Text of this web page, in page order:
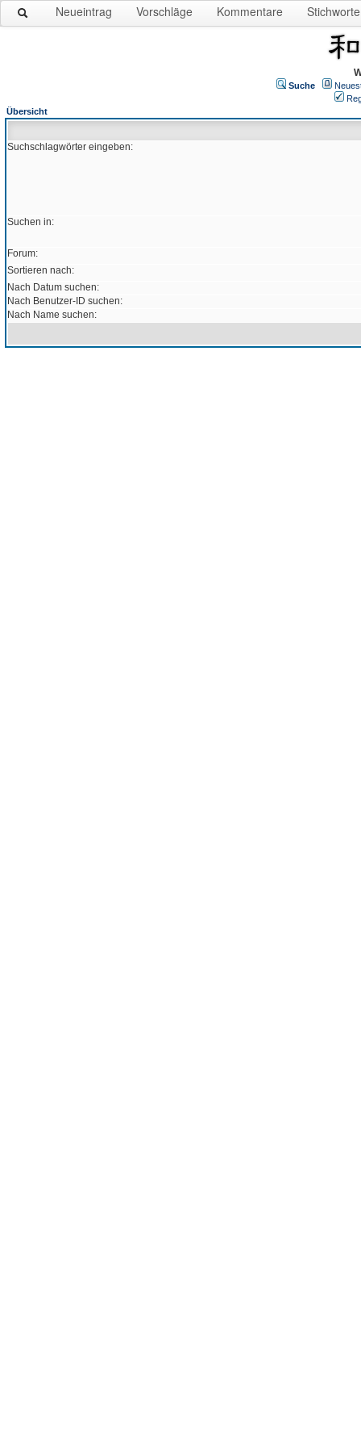
Neueintrag Vorschläge Kommentare Stichworte
Suche
Übersicht
Suchschlagwörter eingeben:
Suchen in:
Forum:
Sortieren nach:
Nach Datum suchen:
Nach Benutzer-ID suchen:
Nach Name suchen: